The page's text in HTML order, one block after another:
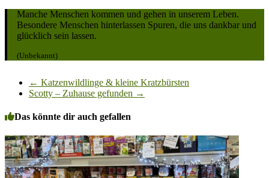
Manche Menschen kommen und gehen in unserem Leben.
Besondere Menschen hinterlassen Spuren, die uns dankbar und
glücklich sein lassen.
(Unbekannt)
← Katzenwildlinge & kleine Kratzbürsten
Scotty – Zuhause gefunden →
Das könnte dir auch gefallen